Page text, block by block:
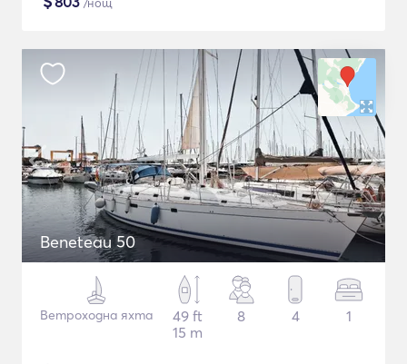
Beneteau 50
Ветроходна яхта
49 ft
15 m
8 4 1